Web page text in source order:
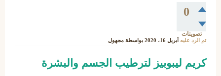
0
تصويتات
تم الرد عليه أبريل 16، 2020 بواسطة مجهول
كريم ليبوبيز لترطيب الجسم والبشرة